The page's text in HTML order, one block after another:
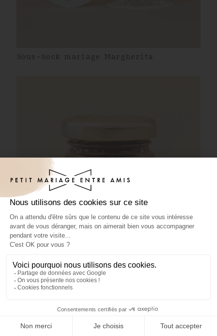
Sous-bock mariage Margherita
Pâte à tartiner mariage Margherita